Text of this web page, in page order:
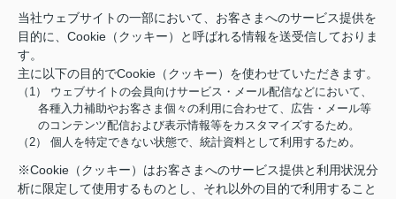
当社ウェブサイトの一部において、お客さまへのサービス提供を
目的に、Cookie（クッキー）と呼ばれる情報を送受信しておりま
す。
主に以下の目的でCookie（クッキー）を使わせていただきます。
（1） ウェブサイトの会員向けサービス・メール配信などにおいて、
各種入力補助やお客さま個々の利用に合わせて、広告・メール等
のコンテンツ配信および表示情報等をカスタマイズするため。
（2） 個人を特定できない状態で、統計資料として利用するため。
※Cookie（クッキー）はお客さまへのサービス提供と利用状況分
析に限定して使用するものとし、それ以外の目的で利用すること